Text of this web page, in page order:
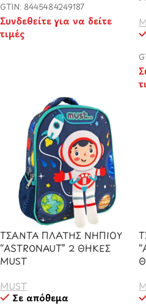
GTIN: 8445484249187
Συνδεθείτε για να δείτε
τιμές
ΤΣΑΝΤΑ ΠΛΑΤΗΣ ΝΗΠΙΟΥ
“ASTRONAUT” 2 ΘΗΚΕΣ
MUST
MUST
Σε απόθεμα